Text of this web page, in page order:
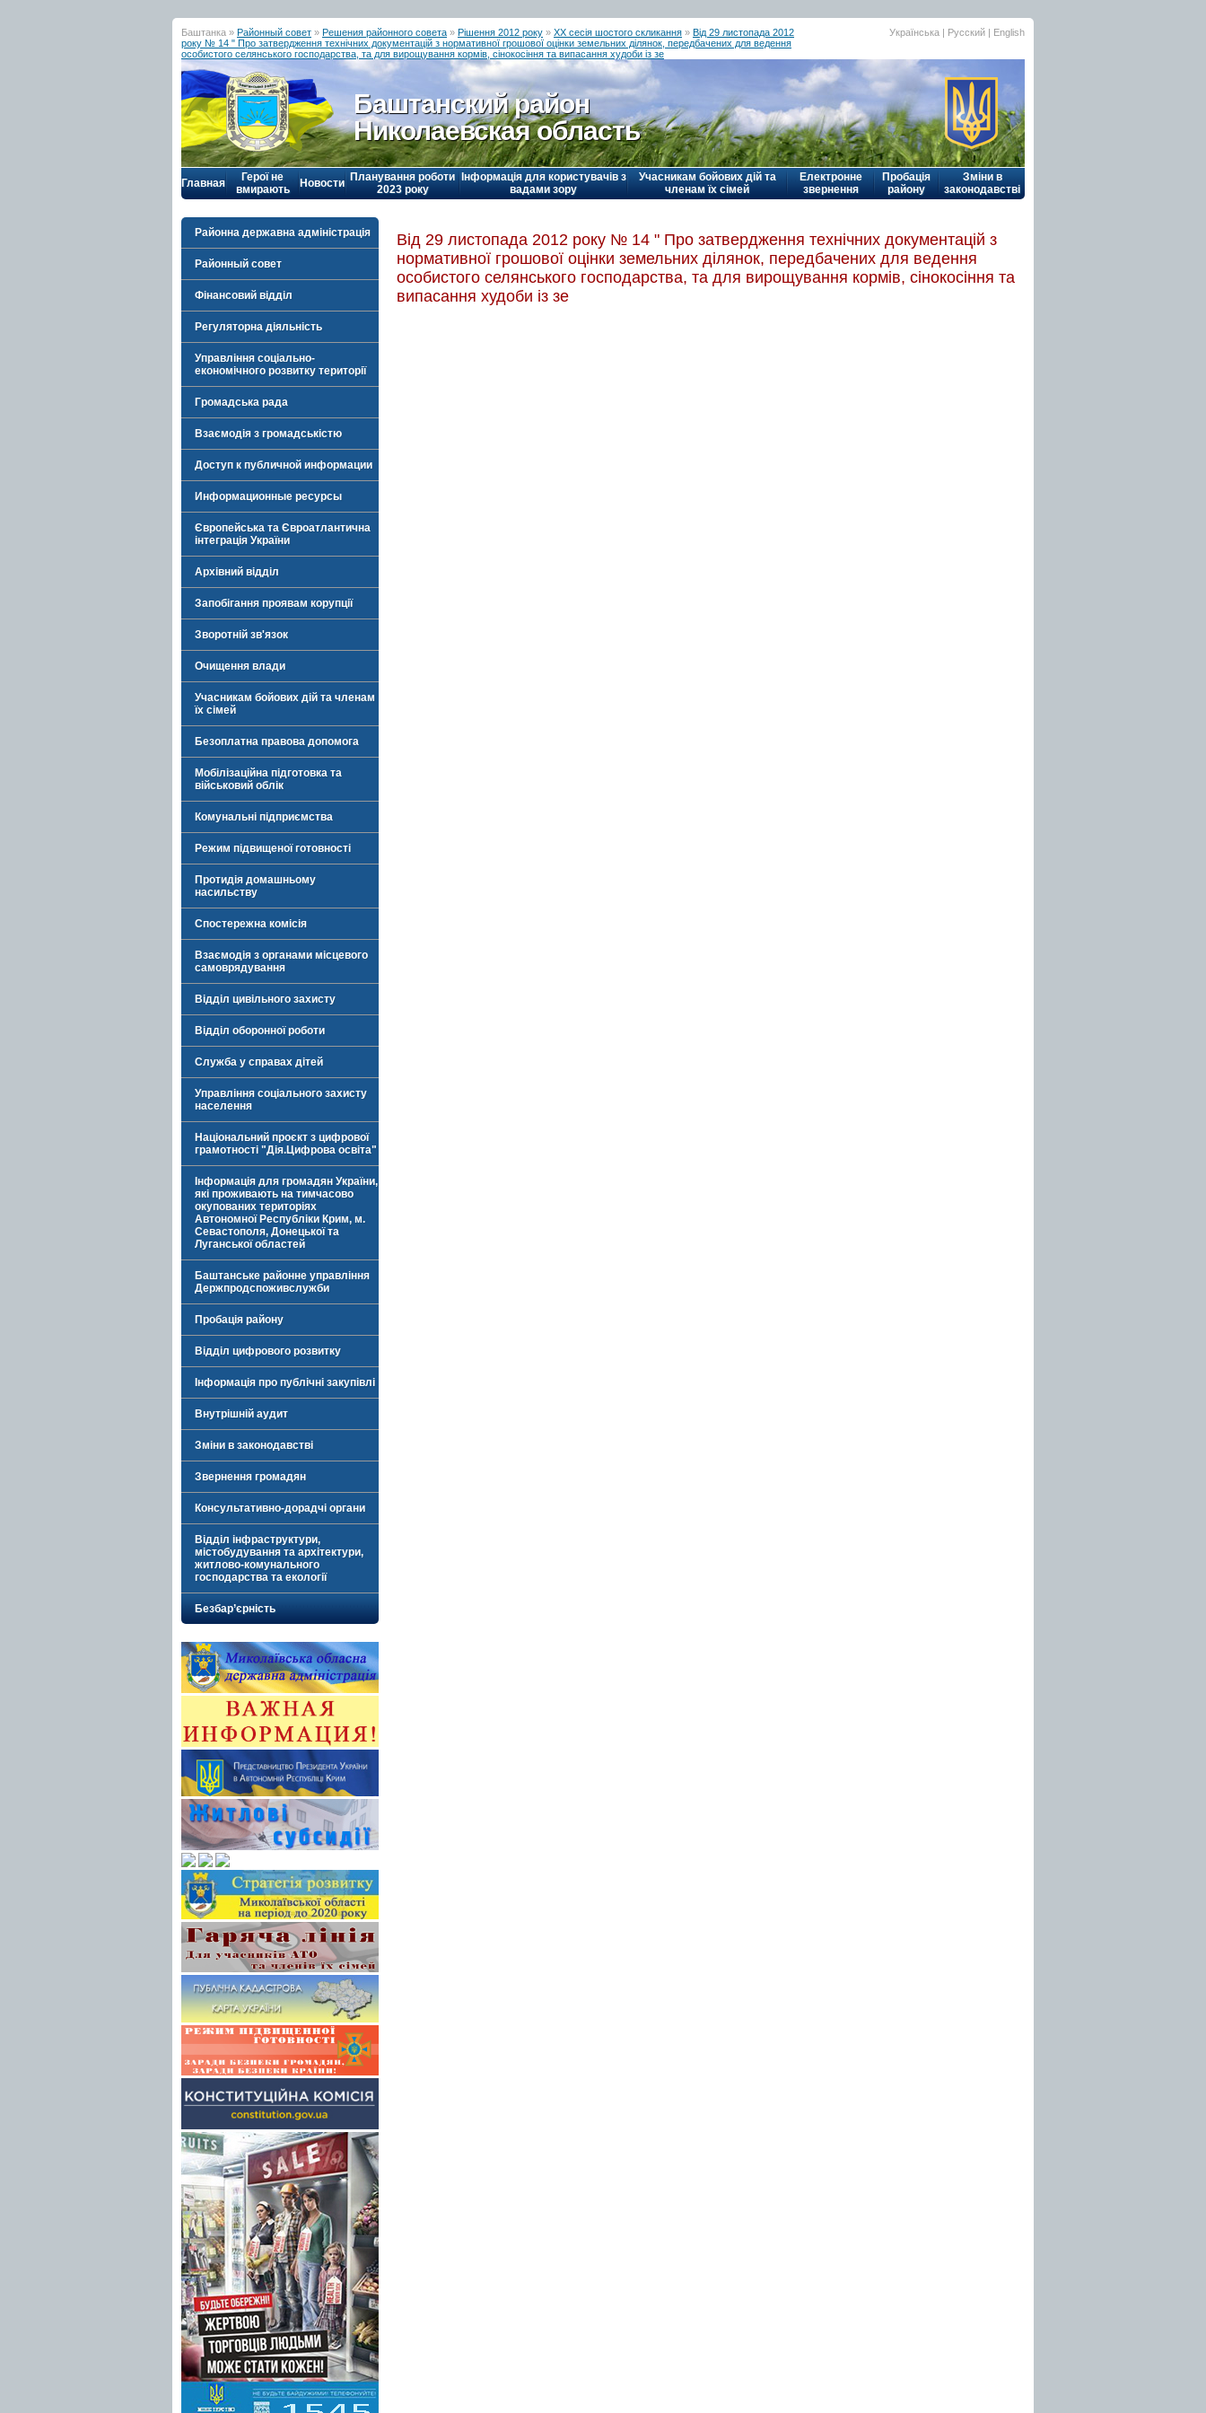
Баштанка » Районный совет » Решения районного совета » Рішення 2012 року » ХХ сесія шостого скликання » Від 29 листопада 2012
року № 14 " Про затвердження технічних документацій з нормативної грошової оцінки земельних ділянок, передбачених для ведення
особистого селянського господарства, та для вирощування кормів, сінокосіння та випасання худоби із зе
Українська | Русский | English
Баштанский район
Николаевская область
Главная
Герої не
вмирають
Новости Планування роботи
2023 року
Інформація для користувачів з
вадами зору
Учасникам бойових дій та
членам їх сімей
Електронне
звернення
Пробація
району
Зміни в
законодавстві
Районна державна адміністрація
Районный совет
Фінансовий відділ
Регуляторна діяльність
Управління соціально-
економічного розвитку території
Громадська рада
Взаємодія з громадськістю
Доступ к публичной информации
Информационные ресурсы
Європейська та Євроатлантична
інтеграція України
Архівний відділ
Запобігання проявам корупції
Зворотній зв'язок
Очищення влади
Учасникам бойових дій та членам
їх сімей
Безоплатна правова допомога
Мобілізаційна підготовка та
військовий облік
Комунальні підприємства
Режим підвищеної готовності
Протидія домашньому
насильству
Спостережна комісія
Взаємодія з органами місцевого
самоврядування
Відділ цивільного захисту
Відділ оборонної роботи
Служба у справах дітей
Управління соціального захисту
населення
Національний проєкт з цифрової
грамотності "Дія.Цифрова освіта"
Інформація для громадян України,
які проживають на тимчасово
окупованих територіях
Автономної Республіки Крим, м.
Севастополя, Донецької та
Луганської областей
Баштанське районне управління
Держпродспоживслужби
Пробація району
Відділ цифрового розвитку
Інформація про публічні закупівлі
Внутрішній аудит
Зміни в законодавстві
Звернення громадян
Консультативно-дорадчі органи
Відділ інфраструктури,
містобудування та архітектури,
житлово-комунального
господарства та екології
Безбар’єрність
Від 29 листопада 2012 року № 14 " Про затвердження технічних документацій з
нормативної грошової оцінки земельних ділянок, передбачених для ведення
особистого селянського господарства, та для вирощування кормів, сінокосіння та
випасання худоби із зе